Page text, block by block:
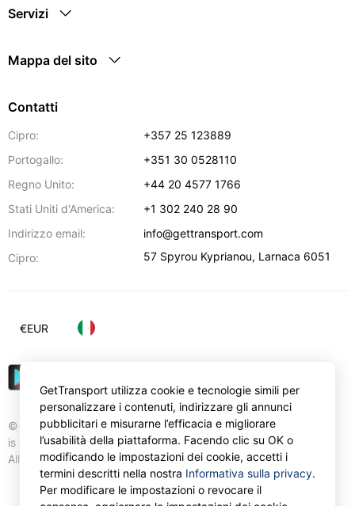
Servizi
Mappa del sito
Contatti
Cipro:
+357 25 123889
Portogallo:
+351 30 0528110
Regno Unito:
+44 20 4577 1766
Stati Uniti d'America:
+1 302 240 28 90
Indirizzo email:
info@gettransport.com
Cipro:
57 Spyrou Kyprianou, Larnaca 6051
© Gettransport International Limited. GetTransport®
is trademark of Gettransport International Limited.
All rights reserved.
€EUR
GetTransport utilizza cookie e tecnologie simili per
personalizzare i contenuti, indirizzare gli annunci
pubblicitari e misurarne l’efficacia e migliorare
l’usabilità della piattaforma. Facendo clic su OK o
modificando le impostazioni dei cookie, accetti i
termini descritti nella nostra Informativa sulla privacy.
Per modificare le impostazioni o revocare il